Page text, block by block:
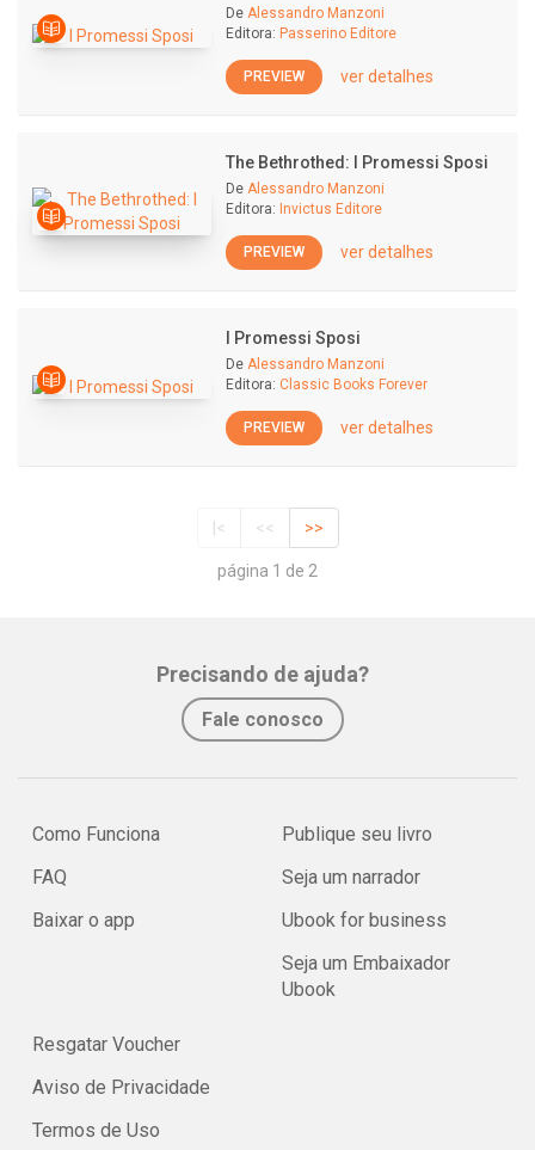
De Alessandro Manzoni
Editora: Passerino Editore
PREVIEW ver detalhes
The Bethrothed: I Promessi Sposi
De Alessandro Manzoni
Editora: Invictus Editore
PREVIEW ver detalhes
I Promessi Sposi
De Alessandro Manzoni
Editora: Classic Books Forever
PREVIEW ver detalhes
|< << >>
página 1 de 2
Precisando de ajuda?
Fale conosco
Como Funciona
FAQ
Baixar o app
Publique seu livro
Seja um narrador
Ubook for business
Seja um Embaixador
Ubook
Resgatar Voucher
Aviso de Privacidade
Termos de Uso